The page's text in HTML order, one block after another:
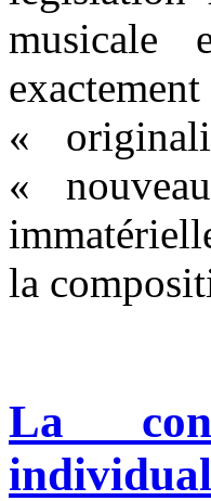
musicale
«
«
la
La